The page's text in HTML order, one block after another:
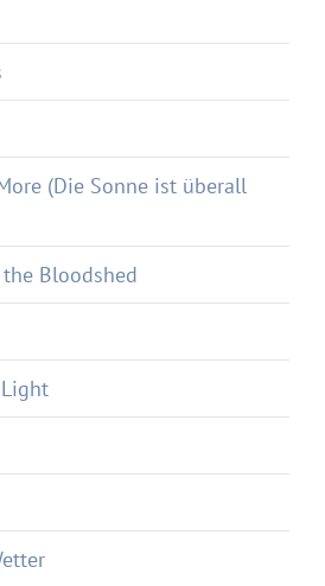
(Die Sonne ist überall
Bloodshed